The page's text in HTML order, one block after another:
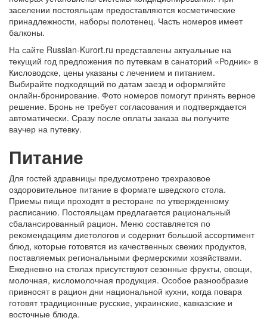
заселении постояльцам предоставляются косметические
принадлежности, наборы полотенец. Часть номеров имеет
балконы.
На сайте Russian-Kurort.ru представлены актуальные на
текущий год предложения по путевкам в санаторий «Родник» в
Кисловодске, цены указаны с лечением и питанием.
Выбирайте подходящий по датам заезд и оформляйте
онлайн-бронирование. Фото номеров помогут принять верное
решение. Бронь не требует согласования и подтверждается
автоматически. Сразу после оплаты заказа вы получите
ваучер на путевку.
Питание
Для гостей здравницы предусмотрено трехразовое
оздоровительное питание в формате шведского стола.
Приемы пищи проходят в ресторане по утвержденному
расписанию. Постояльцам предлагается рациональный
сбалансированный рацион. Меню составляется по
рекомендациям диетологов и содержит большой ассортимент
блюд, которые готовятся из качественных свежих продуктов,
поставляемых региональными фермерскими хозяйствами.
Ежедневно на столах присутствуют сезонные фрукты, овощи,
молочная, кисломолочная продукция. Особое разнообразие
привносят в рацион дни национальной кухни, когда повара
готовят традиционные русские, украинские, кавказские и
восточные блюда.